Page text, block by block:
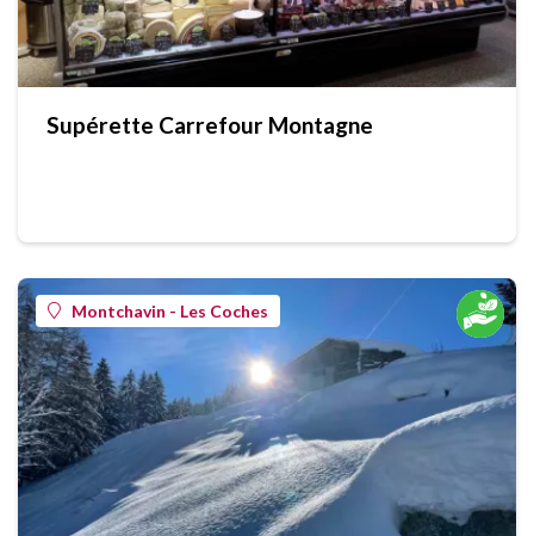
Supérette Carrefour Montagne
Montchavin - Les Coches